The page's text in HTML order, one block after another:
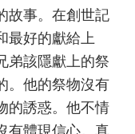
故事。在創世記
最好的獻給上
弟該隱獻上的祭
。他的祭物沒有
的誘惑。他不情